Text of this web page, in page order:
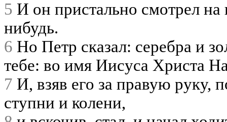
5 И он пристально смотрел на
нибудь.
6 Но Петр сказал: серебра и
тебе: во имя Иисуса Христа
7 И, взяв его за правую руку,
ступни и колени,